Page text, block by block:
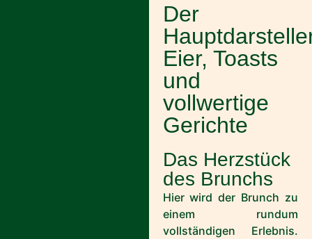
Der
Eier, Toasts
und
vollwertige
Gerichte
Das Herzstück
des Brunchs
Hier wird der Brunch zu
einem rundum
vollständigen Erlebnis.